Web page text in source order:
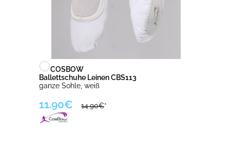
COSBOW
Ballettschuhe Leinen CBS113
ganze Sohle, weiß
11.90€ 14.90€*